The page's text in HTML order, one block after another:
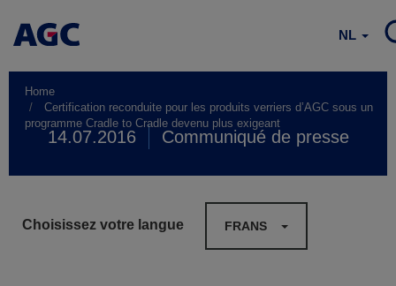
NL
Home
Certification reconduite pour les produits verriers d’AGC sous un
programme Cradle to Cradle devenu plus exigeant
14.07.2016 Communiqué de presse
Choisissez votre langue FRANS